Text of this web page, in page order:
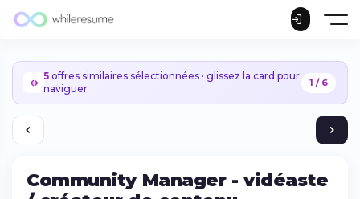
5 offres similaires sélectionnées · glissez la card pour
naviguer
1 / 6
Community Manager - vidéaste